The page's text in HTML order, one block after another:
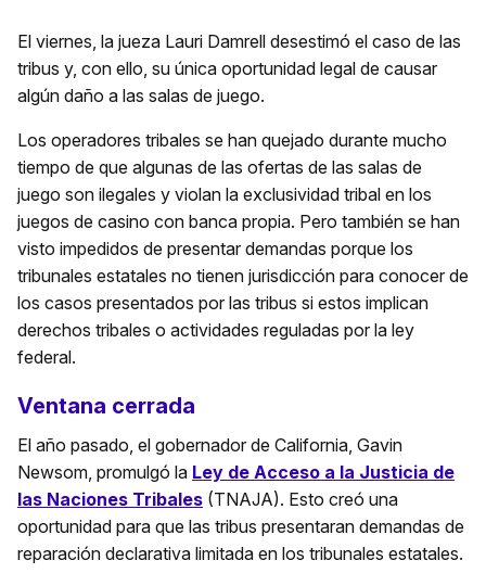
El viernes, la jueza Lauri Damrell desestimó el caso de las
tribus y, con ello, su única oportunidad legal de causar
algún daño a las salas de juego.
Los operadores tribales se han quejado durante mucho
tiempo de que algunas de las ofertas de las salas de
juego son ilegales y violan la exclusividad tribal en los
juegos de casino con banca propia. Pero también se han
visto impedidos de presentar demandas porque los
tribunales estatales no tienen jurisdicción para conocer de
los casos presentados por las tribus si estos implican
derechos tribales o actividades reguladas por la ley
federal.
Ventana cerrada
El año pasado, el gobernador de California, Gavin
Newsom, promulgó la Ley de Acceso a la Justicia de
las Naciones Tribales (TNAJA). Esto creó una
oportunidad para que las tribus presentaran demandas de
reparación declarativa limitada en los tribunales estatales.